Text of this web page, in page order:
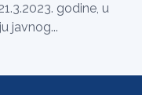
godine, u
javnog...